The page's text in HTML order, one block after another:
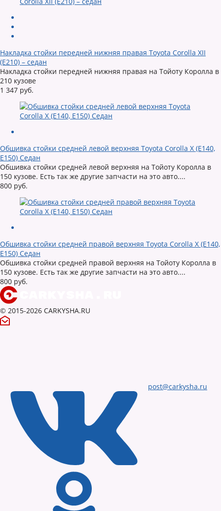
Накладка стойки передней нижняя правая Toyota Corolla XII
(E210) – седан
Накладка стойки передней нижняя правая на Тойоту Королла в
210 кузове
1 347 руб.
Обшивка стойки средней левой верхняя Toyota Corolla X (E140,
E150) Седан
Обшивка стойки средней левой верхняя на Тойоту Королла в
150 кузове. Есть так же другие запчасти на это авто....
800 руб.
Обшивка стойки средней правой верхняя Toyota Corolla X (E140,
E150) Седан
Обшивка стойки средней правой верхняя на Тойоту Королла в
150 кузове. Есть так же другие запчасти на это авто....
800 руб.
© 2015-2026 CARKYSHA.RU
post@carkysha.ru